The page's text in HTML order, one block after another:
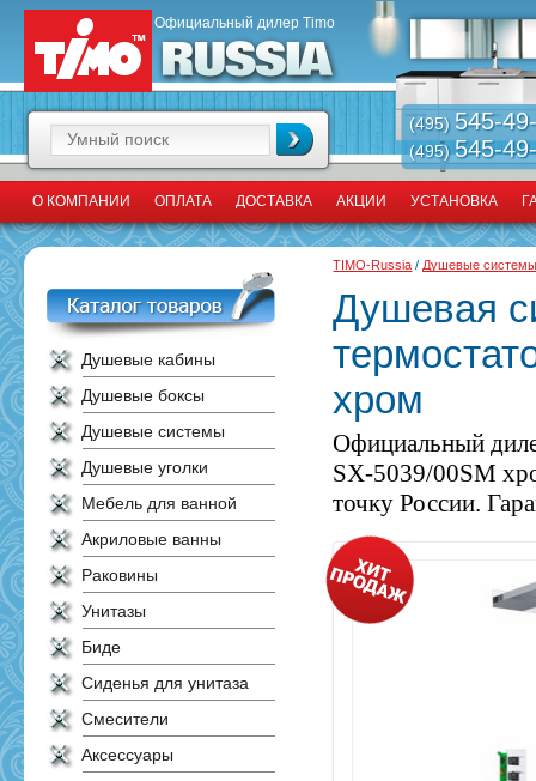
Официальный дилер Timo
(495) 545-
(495)545-
О КОМПАНИИ ОПЛАТА ДОСТАВКА АКЦИИ УСТАНОВКА
Душевые кабины
Душевые боксы
Душевые системы
Душевые уголки
Мебель для ванной
Акриловые ванны
Раковины
Унитазы
Биде
Сиденья для унитаза
Смесители
Аксессуары
TIMO-Russia / Душевые
Душевая
хром
Официальный
SX-5039/00SM
точку России.